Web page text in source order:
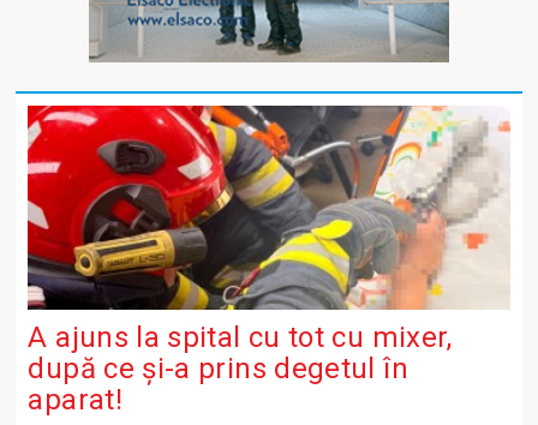
A ajuns la spital cu tot cu mixer,
după ce și-a prins degetul în
aparat!